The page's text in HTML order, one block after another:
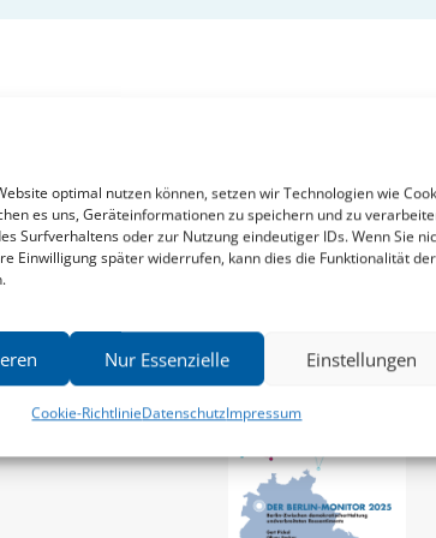
optimal nutzen können, setzen wir Technologien wie
es uns, Geräteinformationen zu speichern und zu
Surfverhaltens oder zur Nutzung eindeutiger IDs. Wenn Sie
Einwilligung später widerrufen, kann dies die Funktionalität der
Nur Essenzielle Einstellungen
Cookie-RichtlinieDatenschutzImpressum